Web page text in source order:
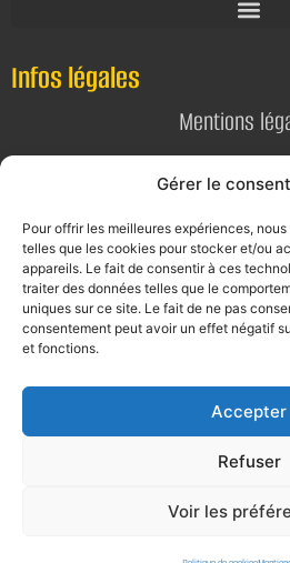
Gérer le
Pour offrir les meilleures expériences,
telles que les cookies pour stocker et/ou
appareils. Le fait de consentir à ces
traiter des données telles que le
uniques sur ce site. Le fait de ne pas
consentement peut avoir un effet négatif
et fonctions.
Accepter
Refuser
Voir les
Infos légales
Mentions
Politique de
Contact
E-mail
contact@alta-
0760115323